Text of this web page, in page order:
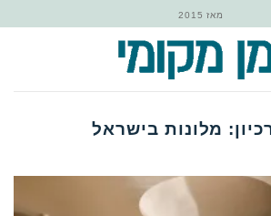
מאז 2015
מלונות בישראל